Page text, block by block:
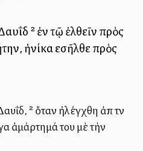
² ἐν τῷ ἐλθεῖν πρὸς
ἡνίκα εἰσῆλθε πρὸς
² ὅταν ἠλέγχθη ἀπὸ τὸν
ἁμάρτημά του μὲ τὴν